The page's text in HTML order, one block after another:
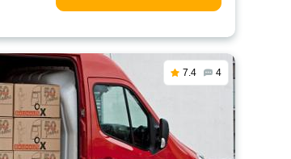
7.4 4